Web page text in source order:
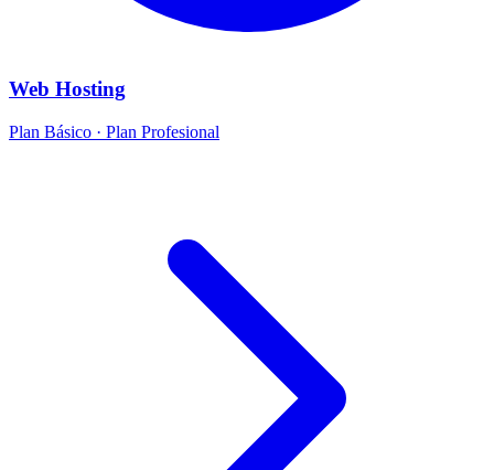
Web Hosting
Plan Básico · Plan Profesional